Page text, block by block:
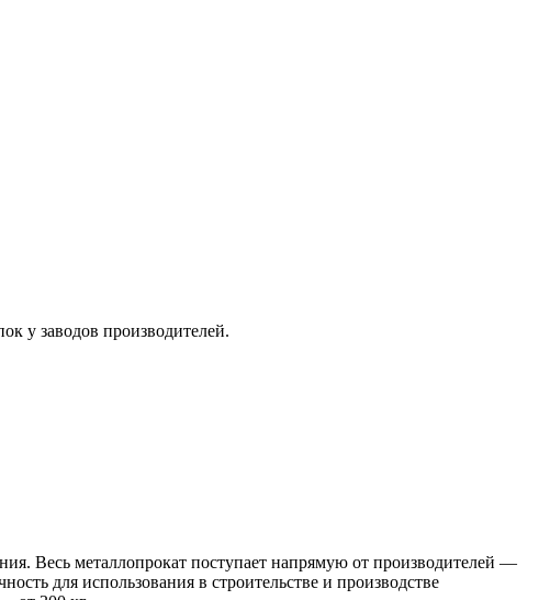
у заводов производителей.
Весь металлопрокат поступает напрямую от производителей —
для использования в строительстве и производстве